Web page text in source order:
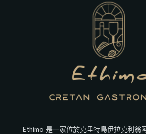
Ethimo 是一家位於克里特島伊拉克利翁